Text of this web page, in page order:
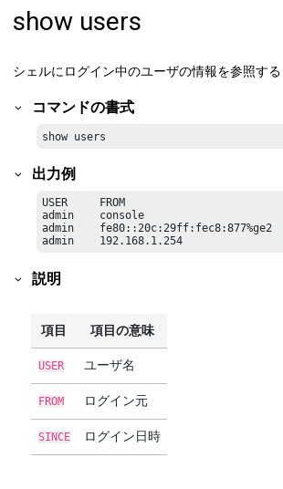
show users
シェルにログイン中のユーザの情報を参照する
コマンドの書式
show users
出力例
USER     FROM
admin    console
admin    fe80::20c:29ff:fec8:877%ge2
説明
項目 項目の意味
USER ユーザ名
FROM ログイン元
SINCE ログイン日時